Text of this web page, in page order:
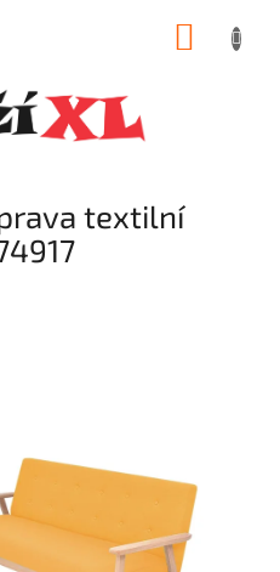
textilní